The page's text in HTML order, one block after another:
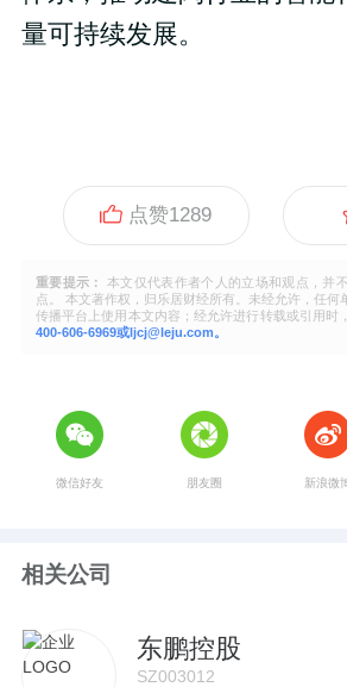
量可持续发展。
点赞1289
重要提示：
本文仅代表作者个人的立场和观点，并
点。 本文著作权，归乐居财经所有。未经允许，任何
传播平台上使用本文内容；经允许进行转载或引用时
400-606-6969或ljcj@leju.com。
微信好友 朋友圈 新浪微
相关公司
东鹏控股
SZ003012